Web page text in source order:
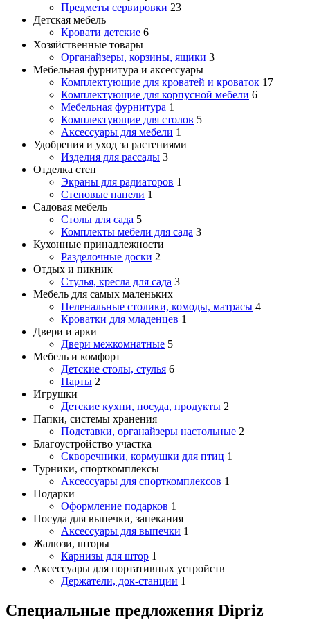
Предметы сервировки 23
Детская мебель
Кровати детские 6
Хозяйственные товары
Органайзеры, корзины, ящики 3
Мебельная фурнитура и аксессуары
Комплектующие для кроватей и кроваток 17
Комплектующие для корпусной мебели 6
Мебельная фурнитура 1
Комплектующие для столов 5
Аксессуары для мебели 1
Удобрения и уход за растениями
Изделия для рассады 3
Отделка стен
Экраны для радиаторов 1
Стеновые панели 1
Садовая мебель
Столы для сада 5
Комплекты мебели для сада 3
Кухонные принадлежности
Разделочные доски 2
Отдых и пикник
Стулья, кресла для сада 3
Мебель для самых маленьких
Пеленальные столики, комоды, матрасы 4
Кроватки для младенцев 1
Двери и арки
Двери межкомнатные 5
Мебель и комфорт
Детские столы, стулья 6
Парты 2
Игрушки
Детские кухни, посуда, продукты 2
Папки, системы хранения
Подставки, органайзеры настольные 2
Благоустройство участка
Скворечники, кормушки для птиц 1
Турники, спорткомплексы
Аксессуары для спорткомплексов 1
Подарки
Оформление подарков 1
Посуда для выпечки, запекания
Аксессуары для выпечки 1
Жалюзи, шторы
Карнизы для штор 1
Аксессуары для портативных устройств
Держатели, док-станции 1
Специальные предложения Dipriz